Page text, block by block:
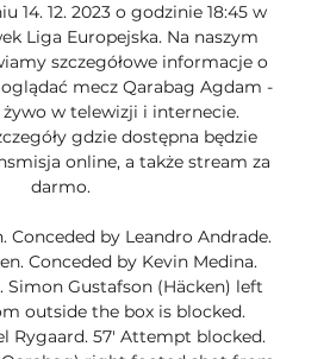
14. 12. 2023 o godzinie 18:45 w
Liga Europejska. Na naszym
szczegółowe informacje o
mecz Qarabag Agdam -
żywo w telewizji i internecie.
gdzie dostępna będzie
online, a także stream za
darmo.
Conceded by Leandro Andrade.
Conceded by Kevin Medina.
Gustafson (Häcken) left
outside the box is blocked.
Rygaard. 57' Attempt blocked.